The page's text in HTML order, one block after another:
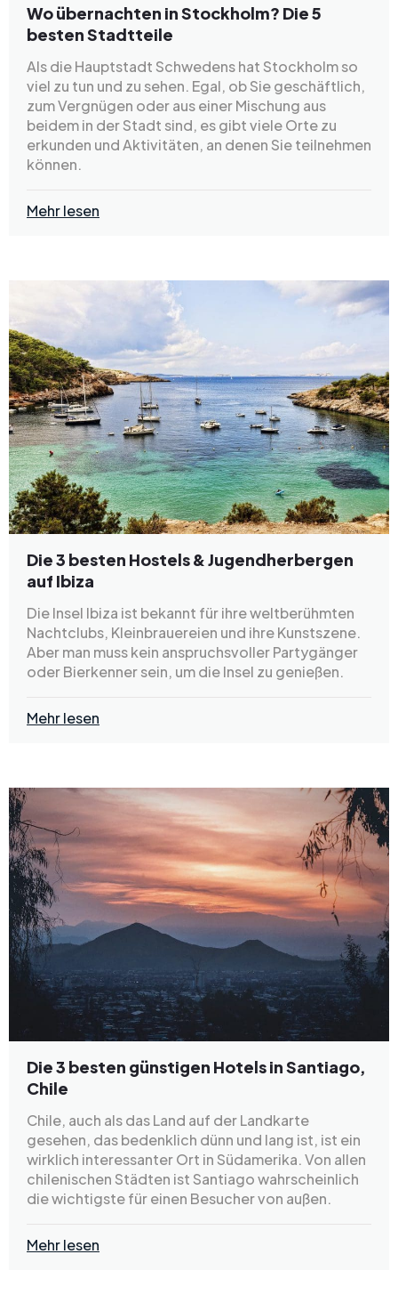
Wo übernachten in Stockholm? Die 5
besten Stadtteile
Als die Hauptstadt Schwedens hat Stockholm so
viel zu tun und zu sehen. Egal, ob Sie geschäftlich,
zum Vergnügen oder aus einer Mischung aus
beidem in der Stadt sind, es gibt viele Orte zu
erkunden und Aktivitäten, an denen Sie teilnehmen
können.
Mehr lesen
Die 3 besten Hostels & Jugendherbergen
auf Ibiza
Die Insel Ibiza ist bekannt für ihre weltberühmten
Nachtclubs, Kleinbrauereien und ihre Kunstszene.
Aber man muss kein anspruchsvoller Partygänger
oder Bierkenner sein, um die Insel zu genießen.
Mehr lesen
Die 3 besten günstigen Hotels in Santiago,
Chile
Chile, auch als das Land auf der Landkarte
gesehen, das bedenklich dünn und lang ist, ist ein
wirklich interessanter Ort in Südamerika. Von allen
chilenischen Städten ist Santiago wahrscheinlich
die wichtigste für einen Besucher von außen.
Mehr lesen